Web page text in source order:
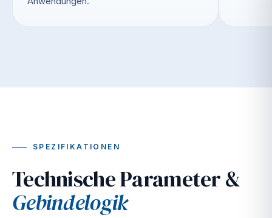
SPEZIFIKATIONEN
Technische Parameter &
Gebindelogik